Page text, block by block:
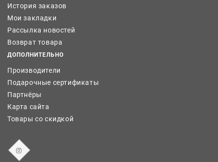
История заказов
Мои закладки
Рассылка новостей
Возврат товара
ДОПОЛНИТЕЛЬНО
Производители
Подарочные сертификаты
Партнёры
Карта сайта
Товары со скидкой